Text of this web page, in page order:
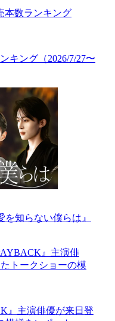
キング（2026/7/27〜
を知らない僕らは』
』主演俳優が来日登